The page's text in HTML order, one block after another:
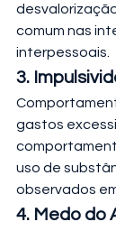
comum nas
interpessoais.
3.
gastos
uso de
observados
4. Medo do